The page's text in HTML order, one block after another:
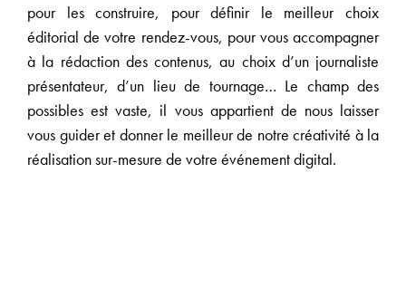
pour les construire, pour définir le meilleur choix
éditorial de votre rendez-vous, pour vous accompagner
à la rédaction des contenus, au choix d’un journaliste
présentateur, d’un lieu de tournage… Le champ des
possibles est vaste, il vous appartient de nous laisser
vous guider et donner le meilleur de notre créativité à la
réalisation sur-mesure de votre événement digital.